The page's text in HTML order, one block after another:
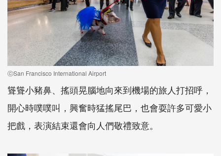
ⓒSan Francisco International Airport
聳聳小豬鼻、搖頭晃腦地向來到機場的旅人打招呼，
開心時噗噗叫，興奮時猛搖尾巴，也會耍許多可愛小
把戲，表演結束還會向人們敬禮致意。